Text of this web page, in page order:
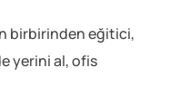
birbirinden eğitici,
yerini al, ofis